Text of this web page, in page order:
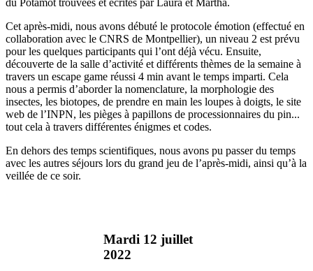
du Potamot trouvées et écrites par Laura et Martha.
Cet après-midi, nous avons débuté le protocole émotion (effectué en
collaboration avec le CNRS de Montpellier), un niveau 2 est prévu
pour les quelques participants qui l’ont déjà vécu. Ensuite,
découverte de la salle d’activité et différents thèmes de la semaine à
travers un escape game réussi 4 min avant le temps imparti. Cela
nous a permis d’aborder la nomenclature, la morphologie des
insectes, les biotopes, de prendre en main les loupes à doigts, le site
web de l’INPN, les pièges à papillons de processionnaires du pin...
tout cela à travers différentes énigmes et codes.
En dehors des temps scientifiques, nous avons pu passer du temps
avec les autres séjours lors du grand jeu de l’après-midi, ainsi qu’à la
veillée de ce soir.
Mardi 12 juillet
2022